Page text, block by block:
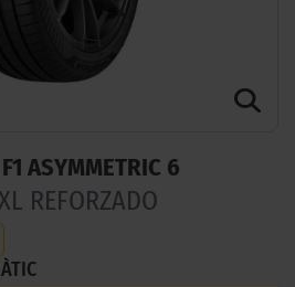
ASYMMETRIC 6
REFORZADO